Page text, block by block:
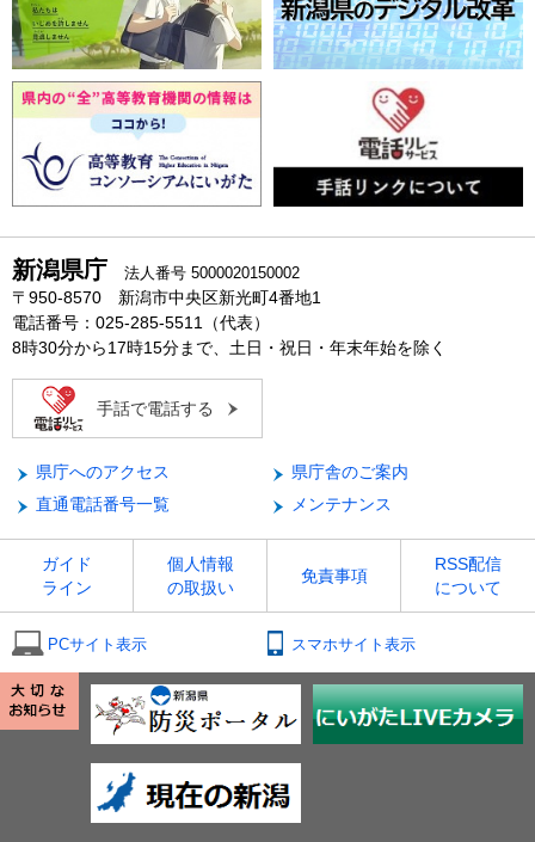
新潟県庁 法人番号 5000020150002
〒950-8570 新潟市中央区新光町4番地1
電話番号：025-285-5511（代表）
8時30分から17時15分まで、土日・祝日・年末年始を除く
手話で電話する
県庁へのアクセス
県庁舎のご案内
直通電話番号一覧
メンテナンス
ガイド
ライン
個人情報
の取扱い
免責事項
RSS配信
について
PCサイト表示 スマホサイト表示